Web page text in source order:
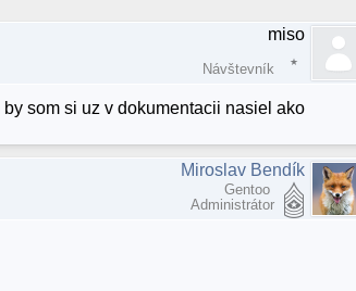
miso
Návštevník
som si uz v dokumentacii nasiel ako
Miroslav Bendík
Gentoo
Administrátor